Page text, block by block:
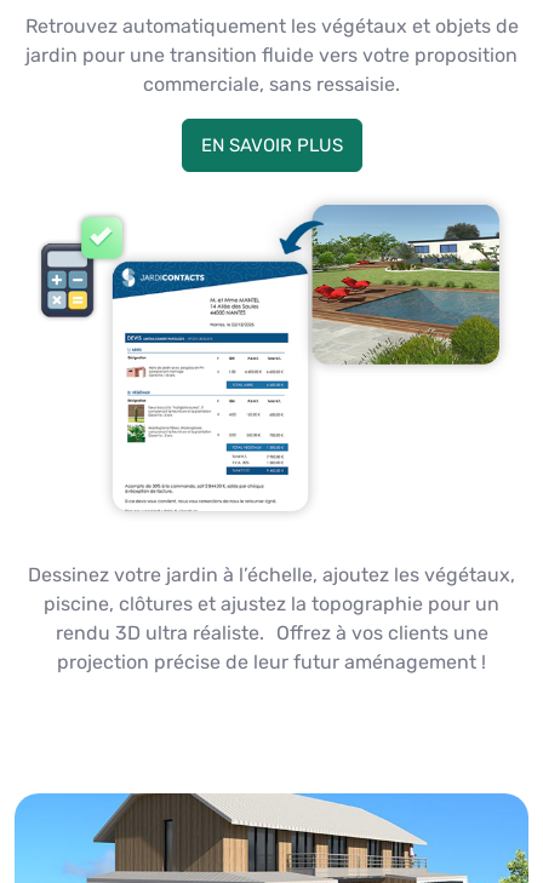
Retrouvez automatiquement les végétaux et objets de
jardin pour une transition fluide vers votre proposition
commerciale, sans ressaisie.
EN SAVOIR PLUS
Dessinez votre jardin à l’échelle, ajoutez les végétaux,
piscine, clôtures et ajustez la topographie pour un
rendu 3D ultra réaliste. Offrez à vos clients une
projection précise de leur futur aménagement !